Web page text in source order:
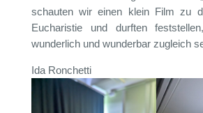
schauten wir einen klein Film zu
Eucharistie und durften
wunderlich und wunderbar zugleich
Ida Ronchetti